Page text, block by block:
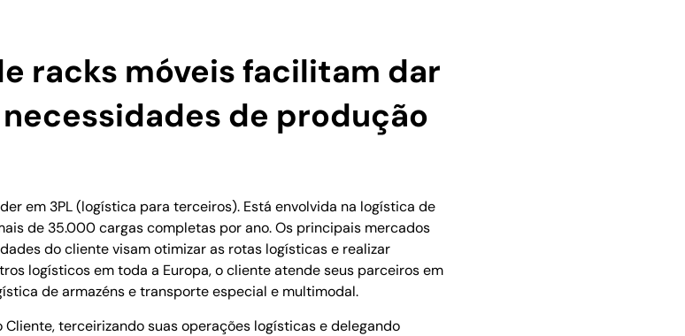
racks móveis facilitam dar
de produção
em 3PL (logística para terceiros). Está envolvida na logística de
de 35.000 cargas completas por ano. Os principais mercados
do cliente visam otimizar as rotas logísticas e realizar
logísticos em toda a Europa, o cliente atende seus parceiros em
de armazéns e transporte especial e multimodal.
terceirizando suas operações logísticas e delegando